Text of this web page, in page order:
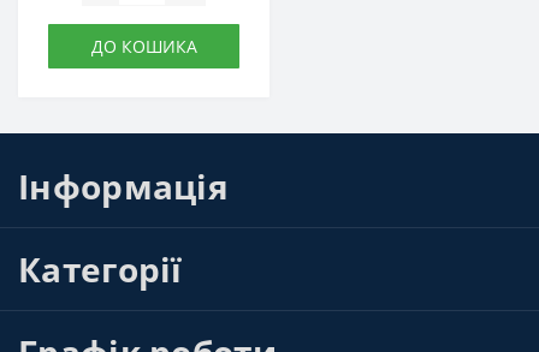
ДО КОШИКА
Інформація
Категорії